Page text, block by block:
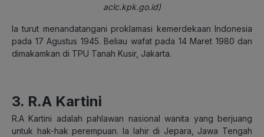
aclc.kpk.go.id)
Ia turut menandatangani proklamasi kemerdekaan Indonesia
pada 17 Agustus 1945. Beliau wafat pada 14 Maret 1980 dan
dimakamkan di TPU Tanah Kusir, Jakarta.
3. R.A Kartini
R.A Kartini adalah pahlawan nasional wanita yang berjuang
untuk hak-hak perempuan. Ia lahir di Jepara, Jawa Tengah